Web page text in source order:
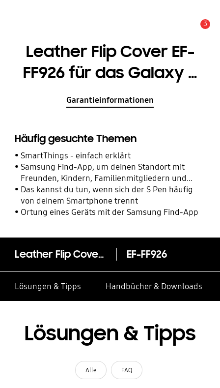
3
Leather Flip Cover EF-
FF926 für das Galaxy Z
Fold3 5G
Garantieinformationen
Häufig gesuchte Themen
SmartThings - einfach erklärt
Samsung Find-App, um deinen Standort mit
Freunden, Kindern, Familienmitgliedern und
anderen Kontakten zu teilen
Das kannst du tun, wenn sich der S Pen häufig
von deinem Smartphone trennt
Ortung eines Geräts mit der Samsung Find-App
Leather Flip Cover EF-FF926 für das Galaxy Z Fold3 5G EF-FF926
Lösungen & Tipps Handbücher & Downloads
Lösungen & Tipps
Alle FAQ